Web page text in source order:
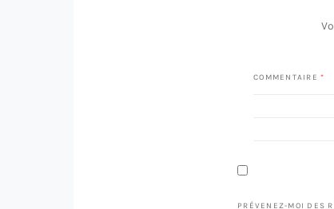
COMMENTAIRE *
PRÉVENEZ-MOI DES